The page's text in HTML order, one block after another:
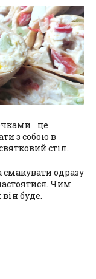
‑ це
з собою в
стіл.
одразу
Чим
буде.